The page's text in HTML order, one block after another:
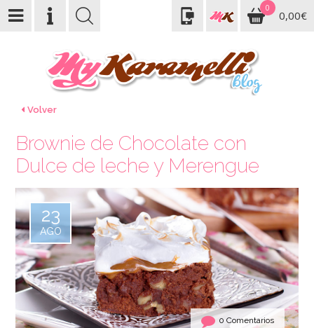
0
0,00€
Volver
Brownie de Chocolate con
Dulce de leche y Merengue
23
AGO
0 Comentarios